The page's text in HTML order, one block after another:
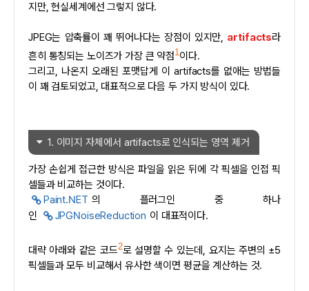
지만, 현실세계에선 그렇지 않다.
JPEG는 압축률이 꽤 뛰어나다는 장점이 있지만, artifacts라
흔히 통칭되는 노이즈가 가장 큰 약점1이다.
그리고, 나온지 오래된 포맷답게 이 artifacts를 없애는 방법들
이 꽤 검토되었고, 대표적으로 다음 두 가지 방식이 있다.
1. 이미지 자체에서 artifacts로 인식되는 영역 제거
가장 손쉽게 접근한 방식은 파일을 읽은 뒤에 각 픽셀을 인접 픽
셀들과 비교하는 것이다.
Paint.NET 의 플러그인 중 하나
인
JPGNoiseReduction 이 대표적이다.
대략 아래와 같은 코드2로 설명할 수 있는데, 요지는 주변의 ±5
픽셀들과 모두 비교해서 유사한 색이면 평균을 계산하는 것.